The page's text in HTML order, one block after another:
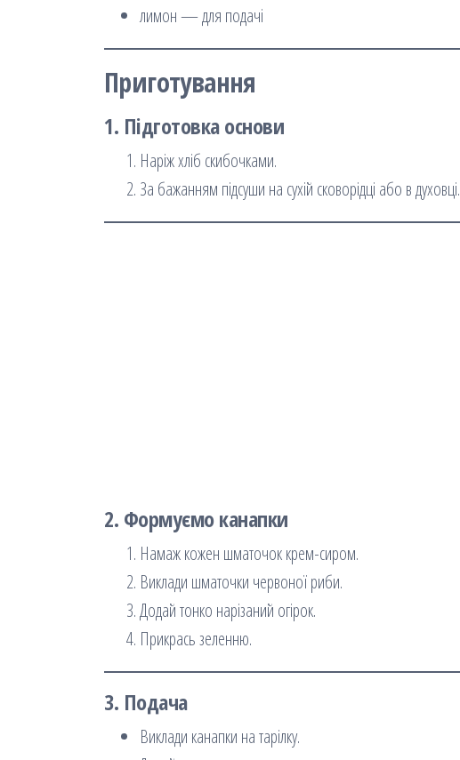
лимон — для подачі
Приготування
1. Підготовка основи
Наріж хліб скибочками.
За бажанням підсуши на сухій сковорідці або в духовці.
2. Формуємо канапки
Намаж кожен шматочок крем-сиром.
Виклади шматочки червоної риби.
Додай тонко нарізаний огірок.
Прикрась зеленню.
3. Подача
Виклади канапки на тарілку.